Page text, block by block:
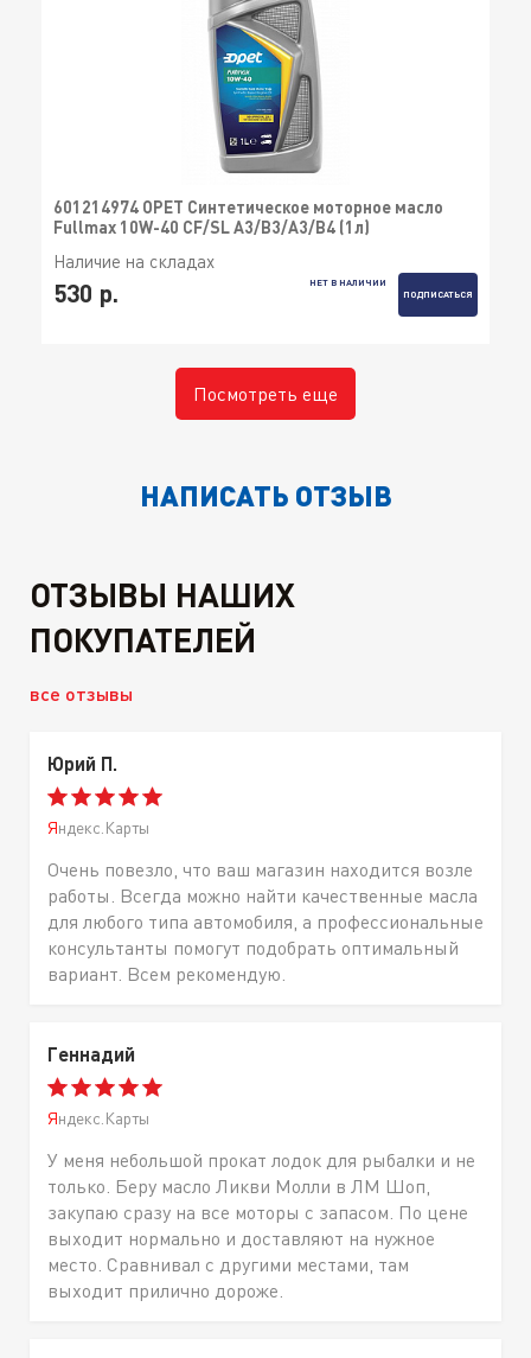
601214974 OPET Синтетическое моторное масло
Fullmax 10W-40 CF/SL A3/B3/A3/B4 (1л)
Наличие на складах
530 р.
НЕТ В НАЛИЧИИ
ПОДПИСАТЬСЯ
Посмотреть еще
НАПИСАТЬ ОТЗЫВ
ОТЗЫВЫ НАШИХ
ПОКУПАТЕЛЕЙ
все отзывы
Юрий П.
Яндекс.Карты
Очень повезло, что ваш магазин находится возле
работы. Всегда можно найти качественные масла
для любого типа автомобиля, а профессиональные
консультанты помогут подобрать оптимальный
вариант. Всем рекомендую.
Геннадий
Яндекс.Карты
У меня небольшой прокат лодок для рыбалки и не
только. Беру масло Ликви Молли в ЛМ Шоп,
закупаю сразу на все моторы с запасом. По цене
выходит нормально и доставляют на нужное
место. Сравнивал с другими местами, там
выходит прилично дороже.